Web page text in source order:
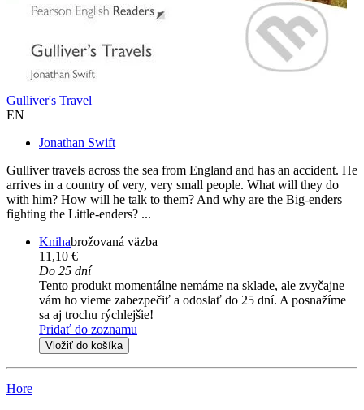
Gulliver's Travel
EN
Jonathan Swift
Gulliver travels across the sea from England and has an accident. He
arrives in a country of very, very small people. What will they do
with him? How will he talk to them? And why are the Big-enders
fighting the Little-enders? ...
Knihabrožovaná väzba
11,10 €
Do 25 dní
Tento produkt momentálne nemáme na sklade, ale zvyčajne
vám ho vieme zabezpečiť a odoslať do 25 dní. A posnažíme
sa aj trochu rýchlejšie!
Pridať do zoznamu
Vložiť do košíka
Hore